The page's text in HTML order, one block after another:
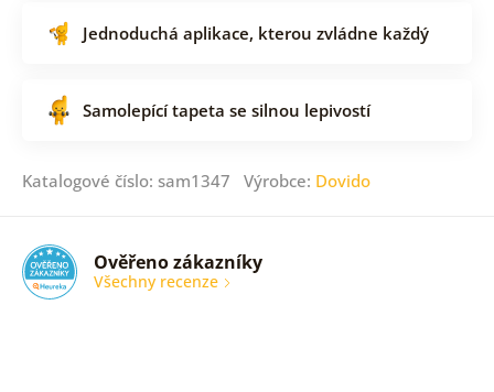
Jednoduchá aplikace, kterou zvládne každý
Samolepící tapeta se silnou lepivostí
Katalogové číslo: sam1347 Výrobce: Dovido
Ověřeno zákazníky
Všechny recenze